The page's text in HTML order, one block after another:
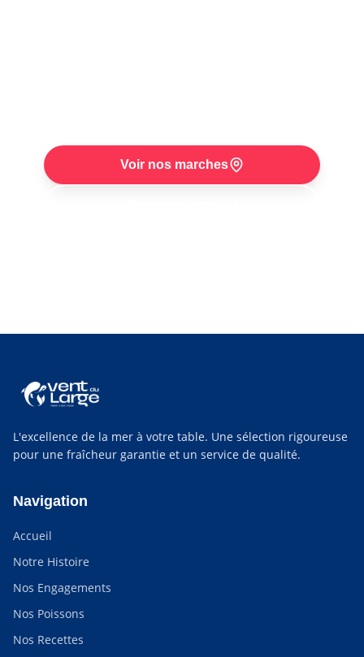
Voir nos marches
L'excellence de la mer à votre table. Une sélection rigoureuse
pour une fraîcheur garantie et un service de qualité.
Navigation
Accueil
Notre Histoire
Nos Engagements
Nos Poissons
Nos Recettes